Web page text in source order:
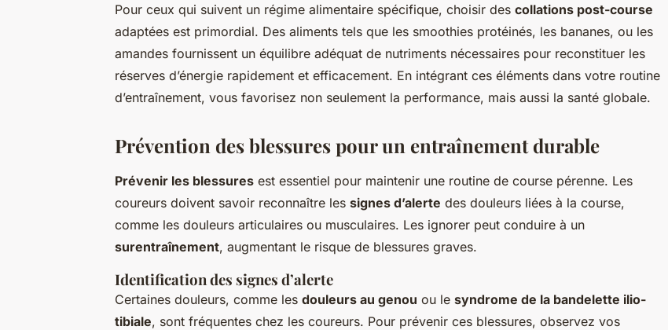
Pour ceux qui suivent un régime alimentaire spécifique, choisir des collations post-course
adaptées est primordial. Des aliments tels que les smoothies protéinés, les bananes, ou les
amandes fournissent un équilibre adéquat de nutriments nécessaires pour reconstituer les
réserves d’énergie rapidement et efficacement. En intégrant ces éléments dans votre routine
d’entraînement, vous favorisez non seulement la performance, mais aussi la santé globale.
Prévention des blessures pour un entraînement durable
Prévenir les blessures est essentiel pour maintenir une routine de course pérenne. Les
coureurs doivent savoir reconnaître les signes d’alerte des douleurs liées à la course,
comme les douleurs articulaires ou musculaires. Les ignorer peut conduire à un
surentraînement, augmentant le risque de blessures graves.
Identification des signes d’alerte
Certaines douleurs, comme les douleurs au genou ou le syndrome de la bandelette ilio-
tibiale, sont fréquentes chez les coureurs. Pour prévenir ces blessures, observez vos